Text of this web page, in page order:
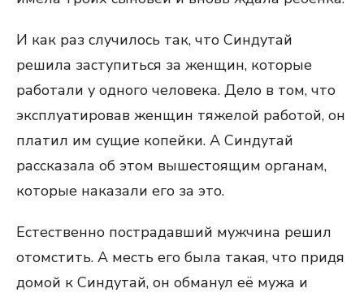
И как раз случилось так, что Синдутай
решила заступиться за женщин, которые
работали у одного человека. Дело в том, что
эксплуатировав женщин тяжелой работой, он
платил им сущие копейки. А Синдутай
рассказала об этом вышестоящим органам,
которые наказали его за это.
Естественно пострадавший мужчина решил
отомстить. А месть его была такая, что придя
домой к Синдутай, он обманул её мужа и